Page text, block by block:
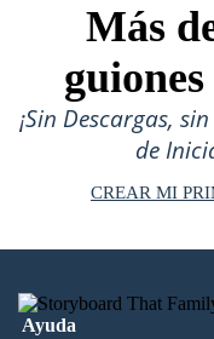
Más
¡Sin Descargas,
de
CREAR MI
Ayuda